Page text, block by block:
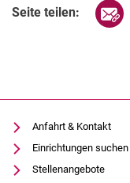
Seite teilen:
Anfahrt & Kontakt
Einrichtungen suchen
Stellenangebote